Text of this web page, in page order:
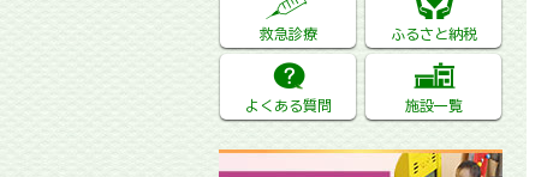
救急診療 ふるさと納税
よくある質問 施設一覧